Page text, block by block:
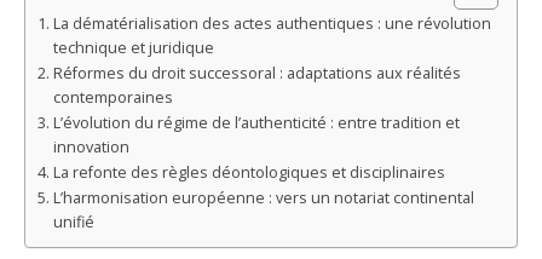
La dématérialisation des actes authentiques : une révolution
technique et juridique
Réformes du droit successoral : adaptations aux réalités
contemporaines
L’évolution du régime de l’authenticité : entre tradition et
innovation
La refonte des règles déontologiques et disciplinaires
L’harmonisation européenne : vers un notariat continental
unifié